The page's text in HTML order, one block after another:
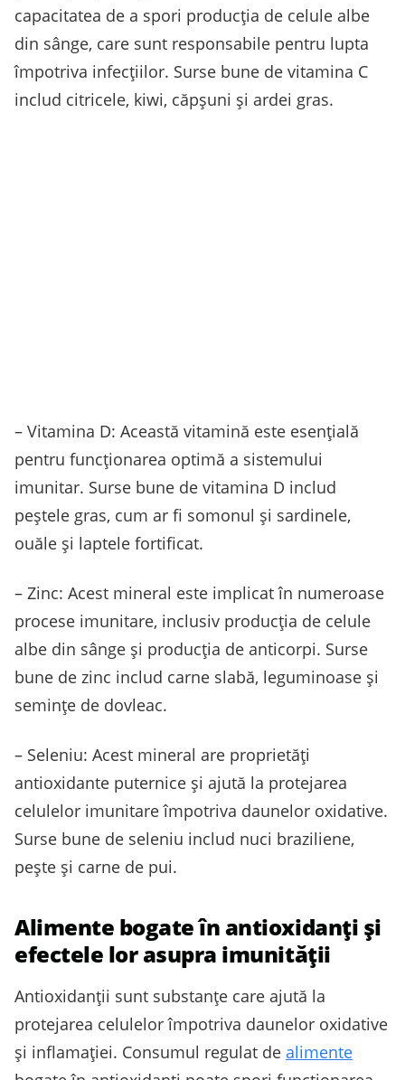
capacitatea de a spori producția de celule albe
din sânge, care sunt responsabile pentru lupta
împotriva infecțiilor. Surse bune de vitamina C
includ citricele, kiwi, căpșuni și ardei gras.
– Vitamina D: Această vitamină este esențială
pentru funcționarea optimă a sistemului
imunitar. Surse bune de vitamina D includ
peștele gras, cum ar fi somonul și sardinele,
ouăle și laptele fortificat.
– Zinc: Acest mineral este implicat în numeroase
procese imunitare, inclusiv producția de celule
albe din sânge și producția de anticorpi. Surse
bune de zinc includ carne slabă, leguminoase și
semințe de dovleac.
– Seleniu: Acest mineral are proprietăți
antioxidante puternice și ajută la protejarea
celulelor imunitare împotriva daunelor oxidative.
Surse bune de seleniu includ nuci braziliene,
pește și carne de pui.
Alimente bogate în antioxidanți și
efectele lor asupra imunității
Antioxidanții sunt substanțe care ajută la
protejarea celulelor împotriva daunelor oxidative
și inflamației. Consumul regulat de alimente